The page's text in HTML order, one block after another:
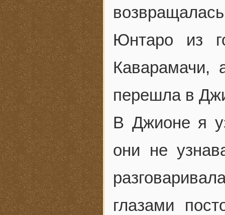
Юнтаро из
перешла в
В Джионе я
они не
глазами